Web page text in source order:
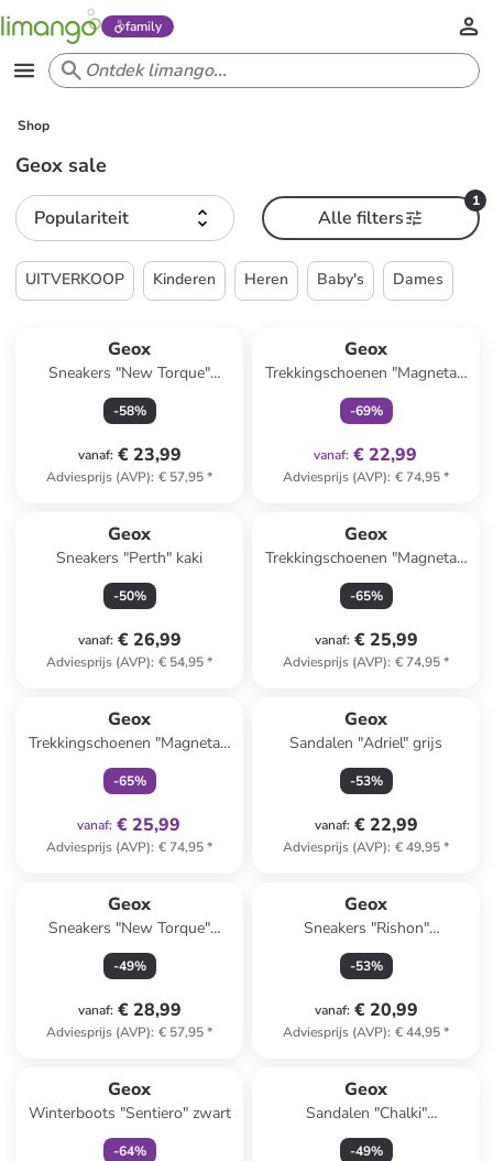
family
Shop
Geox sale
Populariteit
1
Alle filters
UITVERKOOP Kinderen Heren Baby's Dames
Geox
Sneakers "New Torque"
zwart/oranje
-58%
vanaf: € 23,99
Adviesprijs (AVP): € 57,95*
Geox
Trekkingschoenen "Magnetar"
blauw/oranje
-69%
vanaf: € 22,99
Adviesprijs (AVP): € 74,95*
Geox
Sneakers "Perth" kaki
-50%
vanaf: € 26,99
Adviesprijs (AVP): € 54,95*
Geox
Trekkingschoenen "Magnetar"
zwart/geel
-65%
vanaf: € 25,99
Adviesprijs (AVP): € 74,95*
Geox
Trekkingschoenen "Magnetar"
zwart/rood/grijs
-65%
vanaf: € 25,99
Adviesprijs (AVP): € 74,95*
Geox
Sandalen "Adriel" grijs
-53%
vanaf: € 22,99
Adviesprijs (AVP): € 49,95*
Geox
Sneakers "New Torque"
meerkleurig
-49%
vanaf: € 28,99
Adviesprijs (AVP): € 57,95*
Geox
Sneakers "Rishon"
donkerblauw
-53%
vanaf: € 20,99
Adviesprijs (AVP): € 44,95*
Geox
Winterboots "Sentiero" zwart
-64%
Geox
Sandalen "Chalki"
donkerblauw
-49%